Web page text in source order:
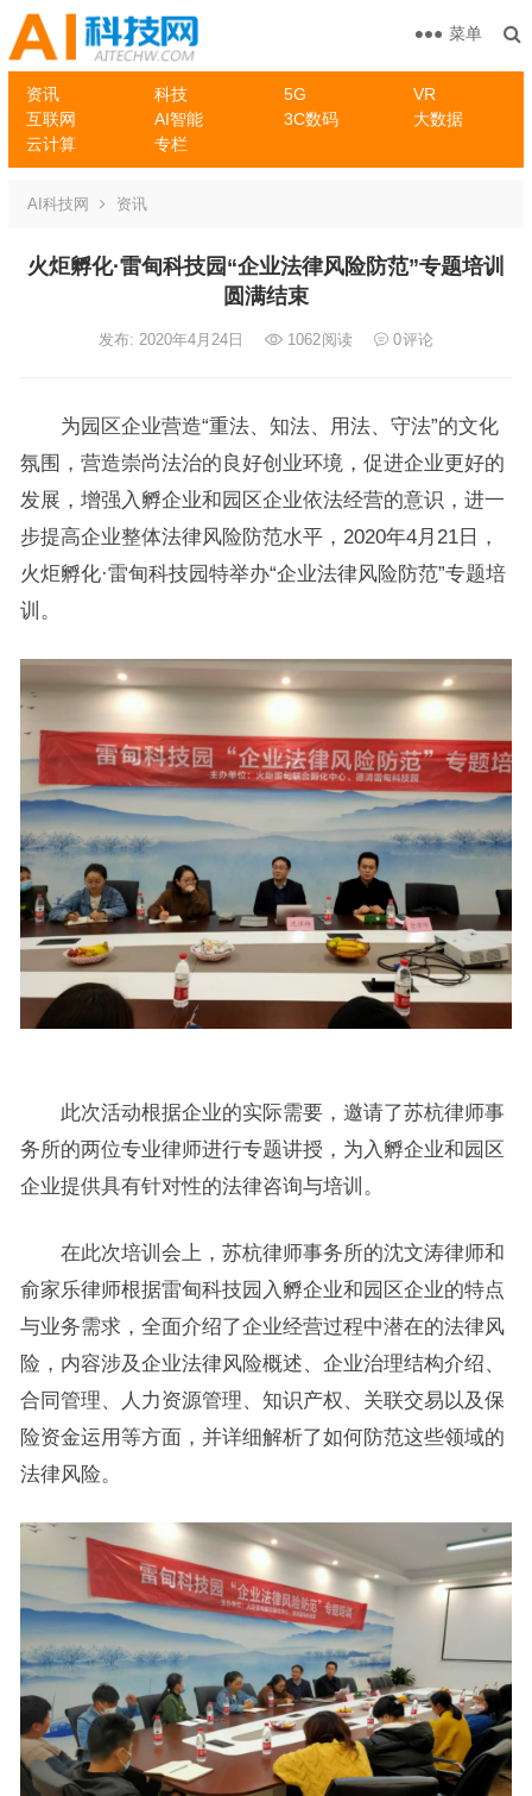
资讯 科技 5G
VR
互联网
AI智能 3C数码
大数据
云计算
专栏
菜单
AI科技网 资讯
火炬孵化·雷甸科技园“企业法律风险防范”专题培训
圆满结束
发布: 2020年4月24日 1062阅读 0评论
为园区企业营造“重法、知法、用法、守法”的文化
氛围，营造崇尚法治的良好创业环境，促进企业更好的
发展，增强入孵企业和园区企业依法经营的意识，进一
步提高企业整体法律风险防范水平，2020年4月21日，
火炬孵化·雷甸科技园特举办“企业法律风险防范”专题培
训。
此次活动根据企业的实际需要，邀请了苏杭律师事
务所的两位专业律师进行专题讲授，为入孵企业和园区
企业提供具有针对性的法律咨询与培训。
在此次培训会上，苏杭律师事务所的沈文涛律师和
俞家乐律师根据雷甸科技园入孵企业和园区企业的特点
与业务需求，全面介绍了企业经营过程中潜在的法律风
险，内容涉及企业法律风险概述、企业治理结构介绍、
合同管理、人力资源管理、知识产权、关联交易以及保
险资金运用等方面，并详细解析了如何防范这些领域的
法律风险。